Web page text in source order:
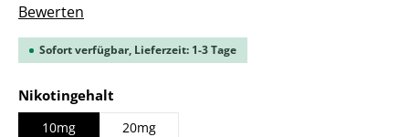
Durchschnittliche Bewertung von 0 von 5 Sternen
Bewerten
Sofort verfügbar, Lieferzeit: 1-3 Tage
Nikotingehalt
10mg 20mg